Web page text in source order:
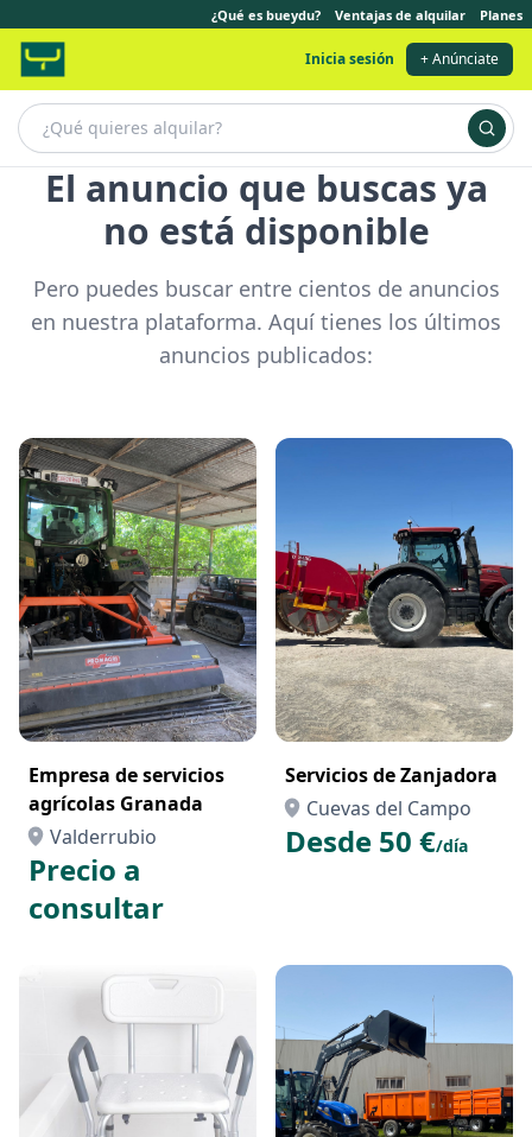
¿Qué es bueydu? Ventajas de alquilar Planes
Inicia sesión + Anúnciate
El anuncio que buscas ya
no está disponible
Pero puedes buscar entre cientos de anuncios
en nuestra plataforma. Aquí tienes los últimos
anuncios publicados:
Empresa de servicios
agrícolas Granada
Valderrubio
Precio a
consultar
Servicios de Zanjadora
Cuevas del Campo
Desde 50 €/día